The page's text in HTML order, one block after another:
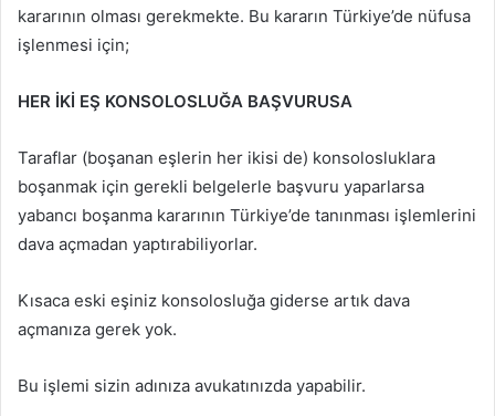
kararının olması gerekmekte. Bu kararın Türkiye’de nüfusa
işlenmesi için;
HER İKİ EŞ KONSOLOSLUĞA BAŞVURUSA
Taraflar (boşanan eşlerin her ikisi de) konsolosluklara
boşanmak için gerekli belgelerle başvuru yaparlarsa
yabancı boşanma kararının Türkiye’de tanınması işlemlerini
dava açmadan yaptırabiliyorlar.
Kısaca eski eşiniz konsolosluğa giderse artık dava
açmanıza gerek yok.
Bu işlemi sizin adınıza avukatınızda yapabilir.